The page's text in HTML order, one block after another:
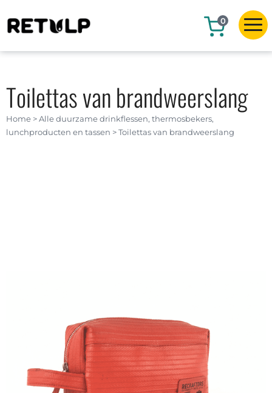
0
Home >Alle duurzame drinkflessen, thermosbekers,
lunchproducten en tassen >Toilettas van brandweerslang
Toilettas van brandweerslang